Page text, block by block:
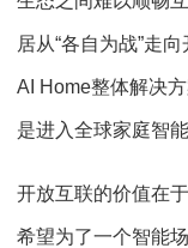
居从“各自为战”走
AI Home整体解决
是进入全球家庭智
开放互联的价值在
希望为了一个智能